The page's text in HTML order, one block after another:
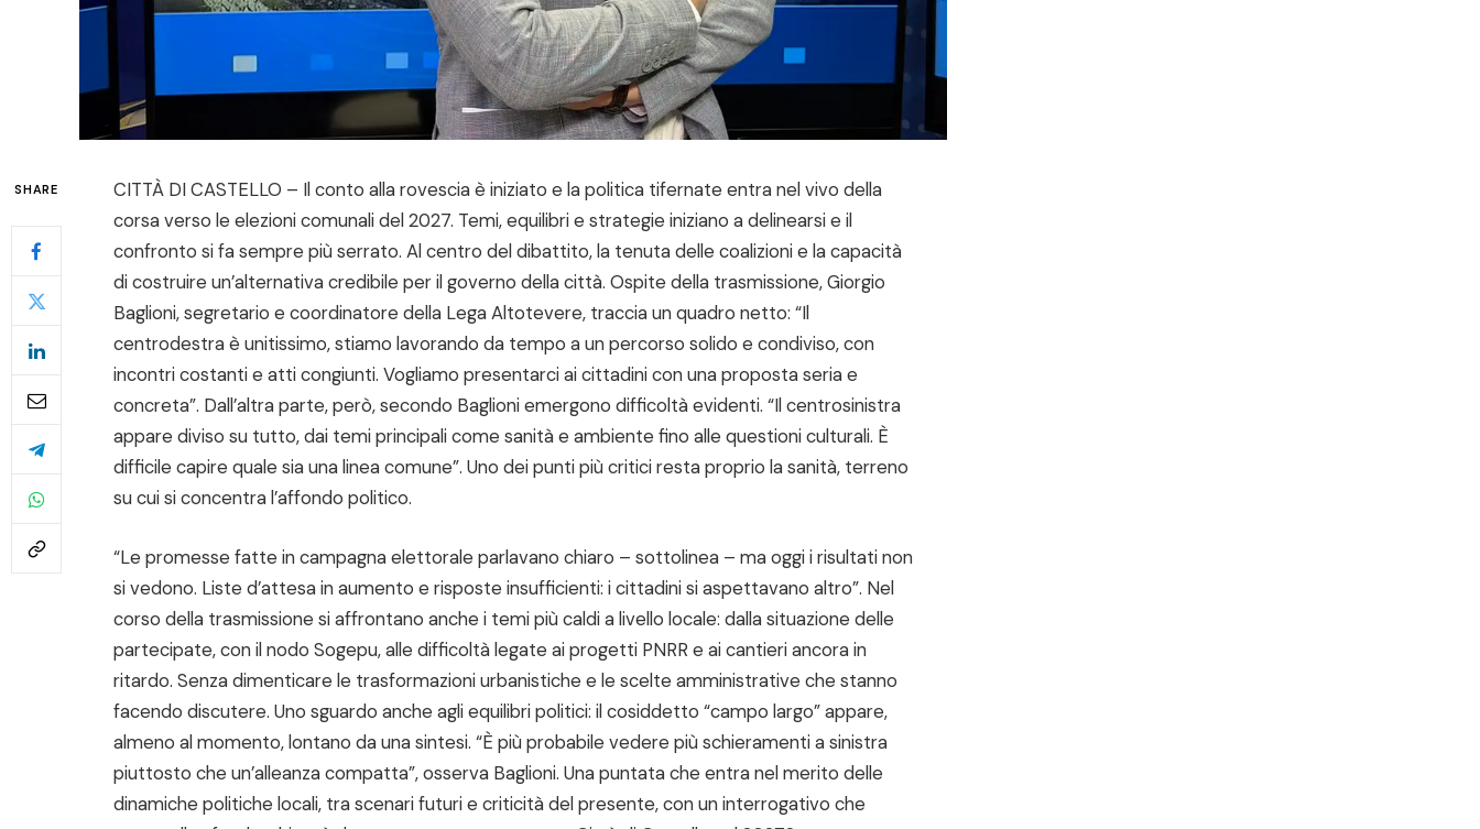
SHARE
CITTÀ DI CASTELLO – Il conto alla rovescia è iniziato e la politica tifernate entra nel vivo della
corsa verso le elezioni comunali del 2027. Temi, equilibri e strategie iniziano a delinearsi e il
confronto si fa sempre più serrato. Al centro del dibattito, la tenuta delle coalizioni e la capacità
di costruire un’alternativa credibile per il governo della città. Ospite della trasmissione, Giorgio
Baglioni, segretario e coordinatore della Lega Altotevere, traccia un quadro netto: “Il
centrodestra è unitissimo, stiamo lavorando da tempo a un percorso solido e condiviso, con
incontri costanti e atti congiunti. Vogliamo presentarci ai cittadini con una proposta seria e
concreta”. Dall’altra parte, però, secondo Baglioni emergono difficoltà evidenti. “Il centrosinistra
appare diviso su tutto, dai temi principali come sanità e ambiente fino alle questioni culturali. È
difficile capire quale sia una linea comune”. Uno dei punti più critici resta proprio la sanità, terreno
su cui si concentra l’affondo politico.
“Le promesse fatte in campagna elettorale parlavano chiaro – sottolinea – ma oggi i risultati non
si vedono. Liste d’attesa in aumento e risposte insufficienti: i cittadini si aspettavano altro”. Nel
corso della trasmissione si affrontano anche i temi più caldi a livello locale: dalla situazione delle
partecipate, con il nodo Sogepu, alle difficoltà legate ai progetti PNRR e ai cantieri ancora in
ritardo. Senza dimenticare le trasformazioni urbanistiche e le scelte amministrative che stanno
facendo discutere. Uno sguardo anche agli equilibri politici: il cosiddetto “campo largo” appare,
almeno al momento, lontano da una sintesi. “È più probabile vedere più schieramenti a sinistra
piuttosto che un’alleanza compatta”, osserva Baglioni. Una puntata che entra nel merito delle
dinamiche politiche locali, tra scenari futuri e criticità del presente, con un interrogativo che